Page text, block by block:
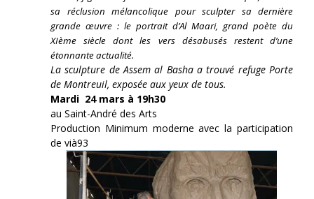
sa réclusion mélancolique pour sculpter sa dernière
grande œuvre : le portrait d’Al Maari, grand poète du
XIème siècle dont les vers désabusés restent d’une
étonnante actualité.
La sculpture de Assem al Basha a trouvé refuge Porte
de Montreuil, exposée aux yeux de tous.
Mardi 24 mars à 19h30
au Saint-André des Arts
Production Minimum moderne avec la participation
de vià93